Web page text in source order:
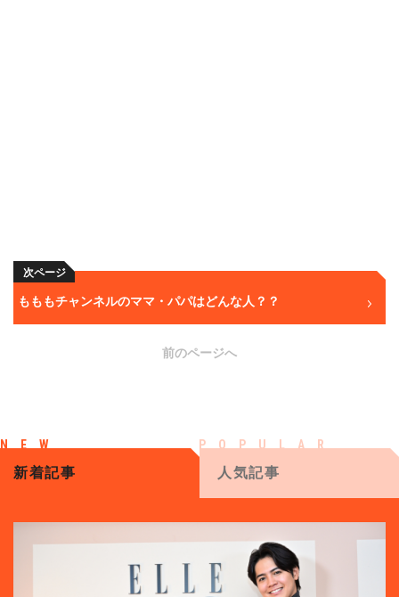
次ページ
もももチャンネルのママ・パパはどんな人？？
前のページへ
新着記事 人気記事